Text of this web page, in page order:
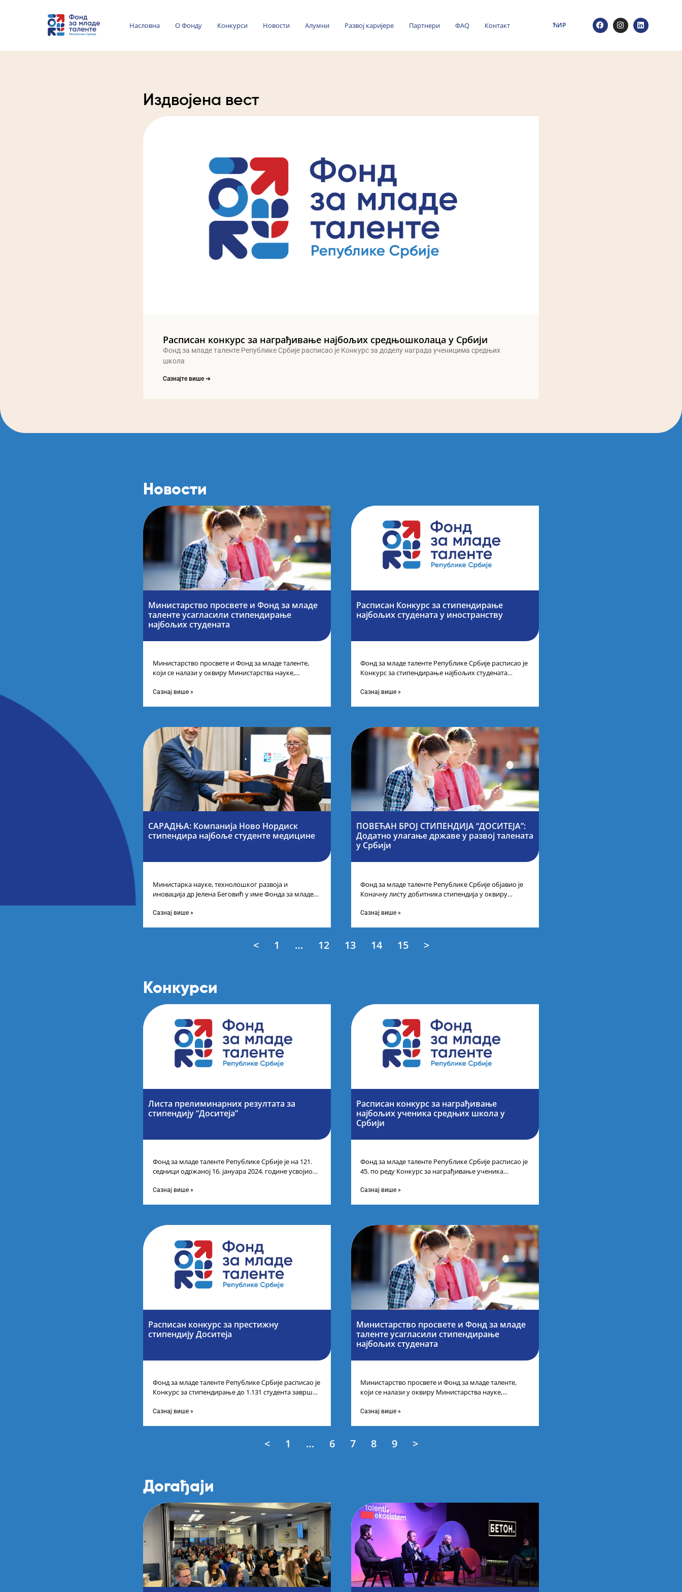
Насловна О Фонду Конкурси Новости Алумни Развој каријере Партнери ФАQ Контакт ЋИР
Издвојена вест
Расписан конкурс за награђивање најбољих средњошколаца у Србији
Фонд за младе таленте Републике Србије расписао је Конкурс за доделу награда ученицима средњих
школа
Сазнајте више ➔
Новости
Министарство просвете и Фонд за младе
таленте усагласили стипендирање
најбољих студената
Министарство просвете и Фонд за младе таленте,
који се налази у оквиру Министарства науке,
Сазнај више »
Расписан Конкурс за стипендирање
најбољих студената y иностранству
Фонд за младе таленте Републике Србије расписао је
Конкурс за стипендирање најбољих студената
Сазнај више »
САРАДЊА: Компанија Ново Нордиск
стипендира најбоље студенте медицине
Министарка науке, технолошког развоја и
иновација др Јелена Беговић у име Фонда за младе
Сазнај више »
ПОВЕЋАН БРОЈ СТИПЕНДИЈА “ДОСИТЕЈА”:
Додатно улагање државе у развој талената
у Србији
Фонд за младе таленте Републике Србије објавио је
Коначну листу добитника стипендија у оквиру
завршне
Сазнај више »
< 1 … 12 13 14 15 >
Конкурси
Листа прелиминарних резултата за
стипендију “Доситеја”
Фонд за младе таленте Републике Србије је на 121.
седници одржаној 16. јануара 2024. године усвојио
Сазнај више »
Расписан конкурс за награђивање
најбољих ученика средњих школа у
Србији
Фонд за младе таленте Републике Србије расписао је
45. по реду Конкурс за награђивање ученика
Сазнај више »
Расписан конкурс за престижну
стипендију Доситеја
Фонд за младе таленте Републике Србије расписао је
Конкурс за стипендирање до 1.131 студента завршне
Сазнај више »
Министарство просвете и Фонд за младе
таленте усагласили стипендирање
најбољих студената
Министарство просвете и Фонд за младе таленте,
који се налази у оквиру Министарства науке,
Сазнај више »
< 1 … 6 7 8 9 >
Догађаји